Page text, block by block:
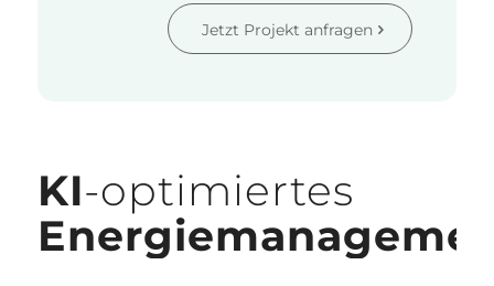
Jetzt Projekt anfragen
KI-optimiertes